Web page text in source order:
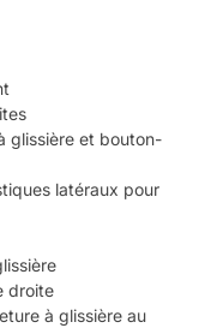
glissière et bouton-
latéraux pour
droite
à glissière au